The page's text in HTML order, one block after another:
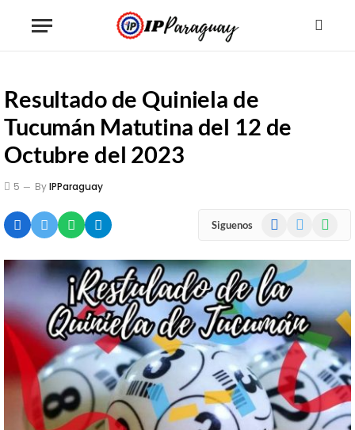
Resultado de Quiniela de
Tucumán Matutina del 12 de
Octubre del 2023
5 ByIPParaguay
Siguenos Facebook